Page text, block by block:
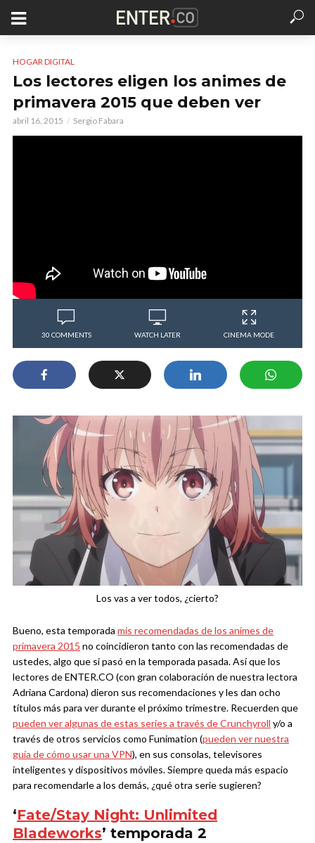
HOGAR DIGITAL
Los lectores eligen los animes de
primavera 2015 que deben ver
abril 16, 2015 Sergio Fabara
30 COMMENTS WATCH LATER CINEMA MODE
Los vas a ver todos, ¿cierto?
Bueno, esta temporada mis recomendadas de los animes de
primavera 2015 no coincidieron tanto con las recomendadas de
ustedes, algo que si pasó en la temporada pasada. Así que los
lectores de ENTER.CO (con gran colaboración de nuestra lectora
Adriana Cardona) dieron sus recomendaciones y les dan ocho
títulos más para ver durante el próximo trimestre. Recuerden que
pueden ver algunas de estas series a través de Crunchyroll y/o a
través de otros servicios como Funimation (pueden ver nuestra
guía de cómo usar una VPN), en sus consolas, televisores
inteligentes y dispositivos móviles. Siempre queda más espacio
para recomendarle a los demás, ¿qué otra serie sugieren?
‘Fate/Stay Night: Unlimited
Bladeworks’ temporada 2